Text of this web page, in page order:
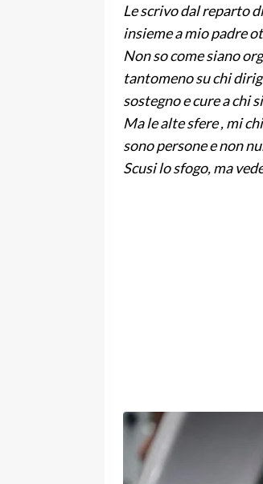
Le scrivo dal reparto
insieme a mio padre
Non so come siano
tantomeno su chi
sostegno e cure a chi
Ma le alte sfere , mi
sono persone e non
Scusi lo sfogo, ma